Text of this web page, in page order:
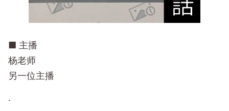
■ 主播
杨老师
另一位主播
·